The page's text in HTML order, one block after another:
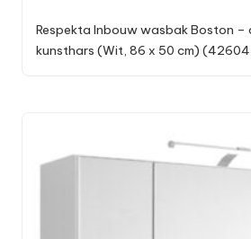
Respekta Inbouw wasbak Boston –
kunsthars (Wit, 86 x 50 cm)